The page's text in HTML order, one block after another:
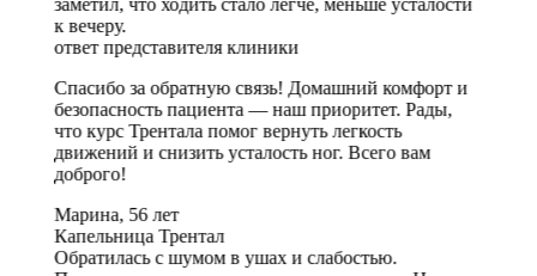
к вечеру.
ответ представителя клиники
Спасибо за обратную связь! Домашний комфорт и
безопасность пациента — наш приоритет. Рады,
что курс Трентала помог вернуть легкость
движений и снизить усталость ног. Всего вам
доброго!
Марина, 56 лет
Капельница Трентал
Обратилась с шумом в ушах и слабостью.